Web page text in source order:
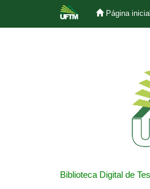
Página inicial
Biblioteca Digital de